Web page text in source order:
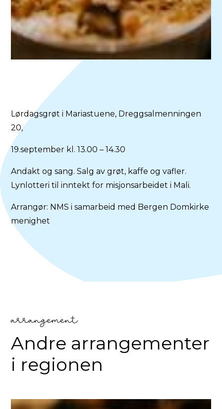
Lørdagsgrøt i Mariastuene, Dreggsalmenningen
20,
19.september kl. 13.00 – 14.30
Andakt og sang. Salg av grøt, kaffe og vafler.
Lynlotteri til inntekt for misjonsarbeidet i Mali.
Arrangør: NMS i samarbeid med Bergen Domkirke
menighet
arrangement
Andre arrangementer
i regionen